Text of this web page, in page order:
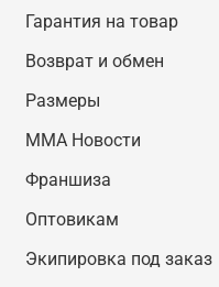
Гарантия на товар
Возврат и обмен
Размеры
MMA Новости
Франшиза
Оптовикам
Экипировка под заказ